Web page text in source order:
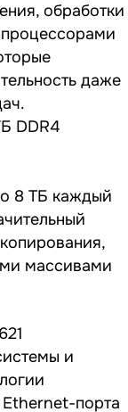
обработки
даже
DDR4
8 ТБ каждый
массивами
и
Ethernet-порта